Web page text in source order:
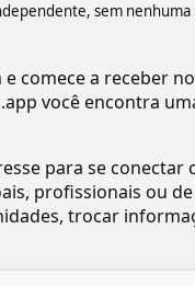
sem nenhuma
comece a receber
você encontra
para se
profissionais ou
trocar